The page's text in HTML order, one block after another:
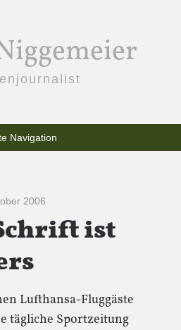
Navigation
2006
ist
Lufthansa-Fluggäste
tägliche Sportzeitung